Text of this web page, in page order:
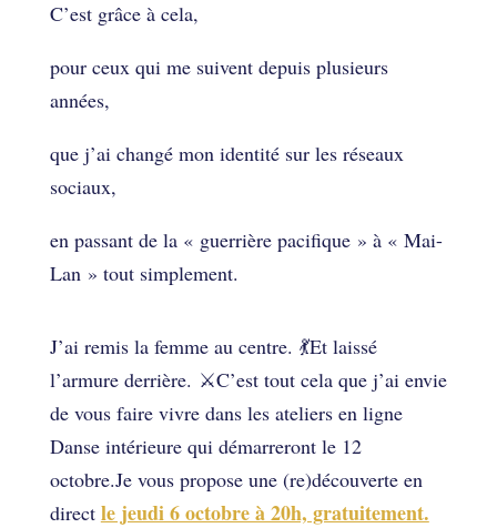
C’est grâce à cela,
pour ceux qui me suivent depuis plusieurs
années,
que j’ai changé mon identité sur les réseaux
sociaux,
en passant de la « guerrière pacifique » à « Mai-
Lan » tout simplement.
J’ai remis la femme au centre. 💃Et laissé
l’armure derrière. ⚔C’est tout cela que j’ai envie
de vous faire vivre dans les ateliers en ligne
Danse intérieure qui démarreront le 12
octobre.Je vous propose une (re)découverte en
direct le jeudi 6 octobre à 20h, gratuitement.